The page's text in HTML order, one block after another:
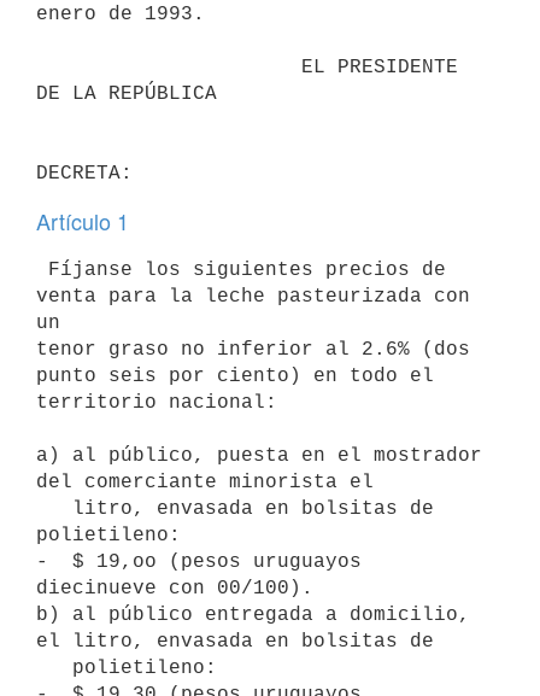
enero de 1993.
DE LA REPÚBLICA
Artículo 1
venta para la leche pasteurizada con
un
tenor graso no inferior al 2.6% (dos
punto seis por ciento) en todo el
territorio nacional:
a) al público, puesta en el mostrador
del comerciante minorista el
polietileno:
-  $ 19,oo (pesos uruguayos
diecinueve con 00/100).
b) al público entregada a domicilio,
el litro, envasada en bolsitas de